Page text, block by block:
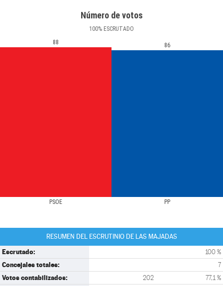
Número de votos
100% ESCRUTADO
PSOE PP
88 86
RESUMEN DEL ESCRUTINIO DE LAS MAJADAS
Escrutado: 100 %
Concejales totales: 7
Votos contabilizados: 202 77,1 %